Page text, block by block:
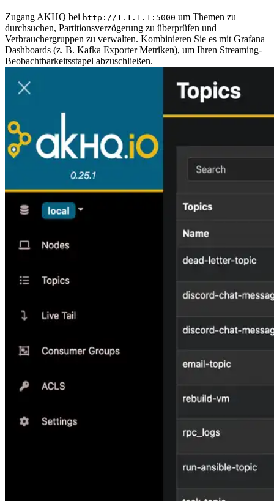
Zugang AKHQ bei http://1.1.1.1:5000 um Themen zu
durchsuchen, Partitionsverzögerung zu überprüfen und
Verbrauchergruppen zu verwalten. Kombinieren Sie es mit Grafana
Dashboards (z. B. Kafka Exporter Metriken), um Ihren Streaming-
Beobachtbarkeitsstapel abzuschließen.